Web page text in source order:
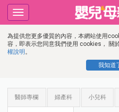
為提供您更多優質的內容，本網站使用
容，即表示您同意我們使用 cookies， 關
權說明 。
我知道
Toggle
navigation
醫師專欄 婦產科 小兒科